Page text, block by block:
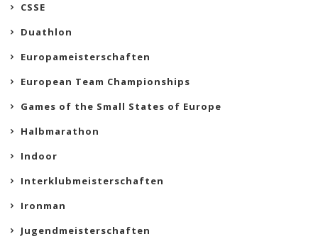
CSSE
Duathlon
Europameisterschaften
European Team Championships
Games of the Small States of Europe
Halbmarathon
Indoor
Interklubmeisterschaften
Ironman
Jugendmeisterschaften